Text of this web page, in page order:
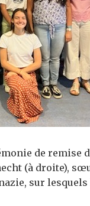
de remise
(à droite),
sur